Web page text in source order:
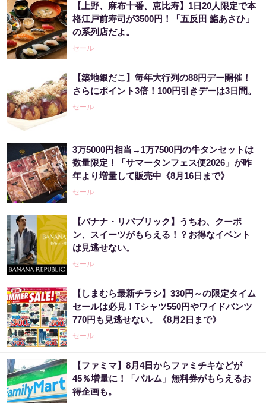
【上野、麻布十番、恵比寿】1日20人限定で本
格江戸前寿司が3500円！「五反田 鮨あさひ」
の系列店だよ。
セール
【築地銀だこ】毎年大行列の88円デー開催！
さらにポイント3倍！100円引きデーは3日間。
セール
3万5000円相当→1万7500円の牛タンセットは
数量限定！「サマータンフェス便2026」が昨
年より増量して販売中《8月16日まで》
セール
【バナナ・リパブリック】うちわ、クーポ
ン、スイーツがもらえる！？お得なイベント
は見逃せない。
セール
【しまむら最新チラシ】330円～の限定タイム
セールは必見！Tシャツ550円やワイドパンツ
770円も見逃せない。《8月2日まで》
セール
【ファミマ】8月4日からファミチキなどが
45％増量に！「パルム」無料券がもらえるお
得企画も。